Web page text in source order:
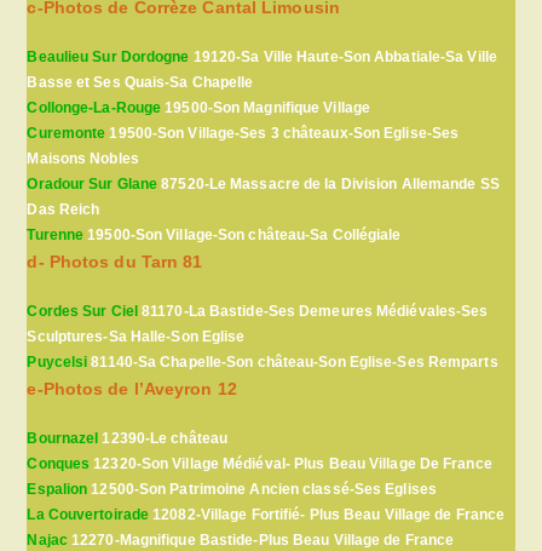
c-Photos de Corrèze Cantal Limousin
Beaulieu Sur Dordogne 19120-Sa Ville Haute-Son Abbatiale-Sa Ville
Basse et Ses Quais-Sa Chapelle
Collonge-La-Rouge 19500-Son Magnifique Village
Curemonte 19500-Son Village-Ses 3 châteaux-Son Eglise-Ses
Maisons Nobles
Oradour Sur Glane 87520-Le Massacre de la Division Allemande SS
Das Reich
Turenne 19500-Son Village-Son château-Sa Collégiale
d- Photos du Tarn 81
Cordes Sur Ciel81170-La Bastide-Ses Demeures Médiévales-Ses
Sculptures-Sa Halle-Son Eglise
Puycelsi 81140-Sa Chapelle-Son château-Son Eglise-Ses Remparts
e-Photos de l’Aveyron 12
Bournazel 12390-Le château
Conques 12320-Son Village Médiéval- Plus Beau Village De France
Espalion 12500-Son Patrimoine Ancien classé-Ses Eglises
La Couvertoirade 12082-Village Fortifié- Plus Beau Village de France
Najac12270-Magnifique Bastide-Plus Beau Village de France